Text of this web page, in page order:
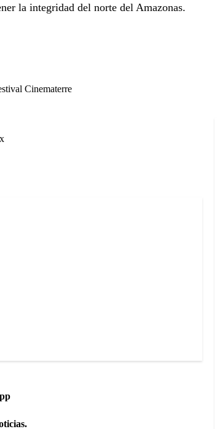
la integridad del norte del Amazonas.
Cinematerre